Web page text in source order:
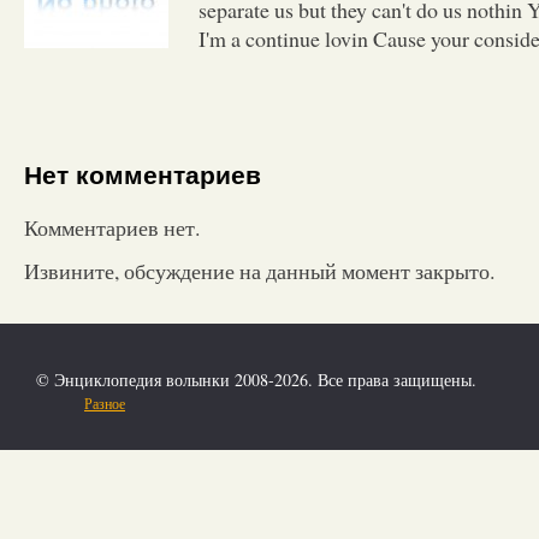
separate us but they can't do us nothin
I'm a continue lovin Cause your
Нет комментариев
Комментариев нет.
Извините, обсуждение на данный момент закрыто.
© Энциклопедия волынки 2008-2026. Все права защищены.
Разное